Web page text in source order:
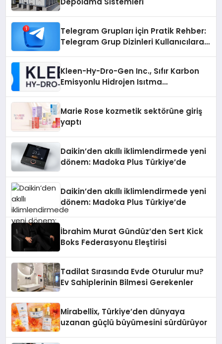
Telegram Grupları İçin Pratik Rehber:
Telegram Grup Dizinleri Kullanıcılara
Kleen-Hy-Dro-Gen Inc., Sıfır Karbon
Emisyonlu Hidrojen Isıtma
Marie Rose kozmetik sektörüne giriş
yaptı
Daikin’den akıllı iklimlendirmede yeni
dönem: Madoka Plus Türkiye’de
Daikin’den akıllı iklimlendirmede yeni
dönem: Madoka Plus Türkiye’de
İbrahim Murat Gündüz’den Sert Kick
Boks Federasyonu Eleştirisi
Tadilat Sırasında Evde Oturulur mu?
Ev Sahiplerinin Bilmesi Gerekenler
Mirabellix, Türkiye’den dünyaya
uzanan güçlü büyümesini sürdürüyor